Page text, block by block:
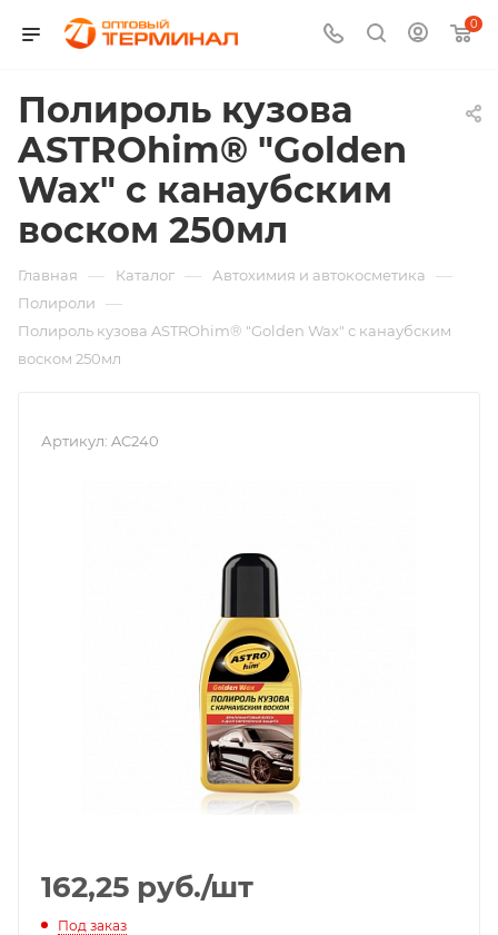
0
Полироль кузова
ASTROhim® "Golden
Wax" с канаубским
воском 250мл
Главная — Каталог — Автохимия и автокосметика —
Полироли —
Полироль кузова ASTROhim® "Golden Wax" с канаубским
воском 250мл
Артикул: AC240
162,25 руб./шт
Под заказ